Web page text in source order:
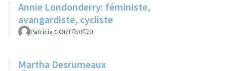
Annie Londonderry: féministe,
avangardiste, cycliste
Patricia GORT 0 0
Martha Desrumeaux